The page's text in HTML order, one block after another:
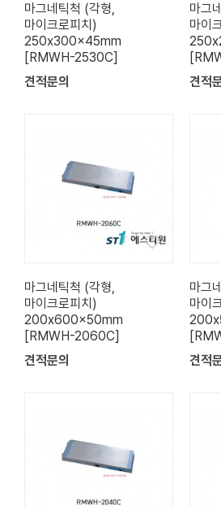
마그네틱척 (각형,
마이크로피치)
250x300x45mm
[RMWH-2530C]
견적문의
마그
마이
견적
마그네틱척 (각형,
마이크로피치)
200x600x50mm
[RMWH-2060C]
견적문의
마그
마이
견적